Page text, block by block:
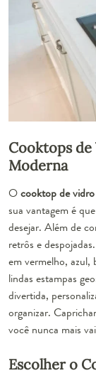
Cooktops
Moderna
Ocooktop de vidro
sua vantagem é
desejar. Além de
retrôs e
em vermelho, azul,
lindas estampas
divertida,
organizar.
você nunca mais
Escolher o